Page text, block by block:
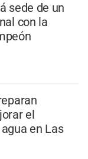
sede de un
con la
el
en Las